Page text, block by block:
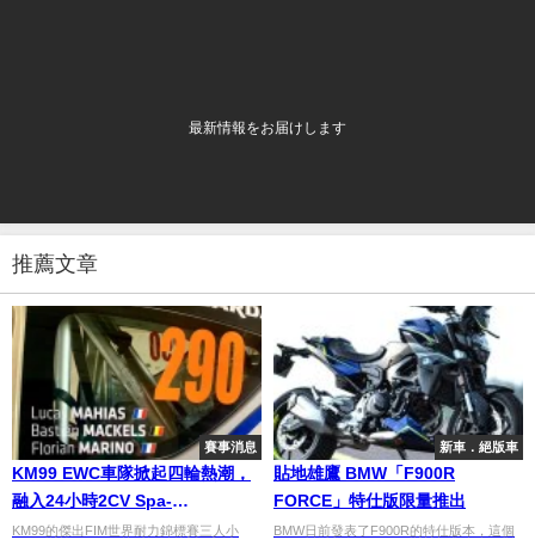
最新情報をお届けします
推薦文章
賽事消息
KM99 EWC車隊掀起四輪熱潮，
融入24小時2CV Spa-
Francorchamps賽事
KM99的傑出FIM世界耐力錦標賽三人小
新車．絕版車
貼地雄鷹 BMW「F900R
FORCE」特仕版限量推出
BMW日前發表了F900R的特仕版本，這個